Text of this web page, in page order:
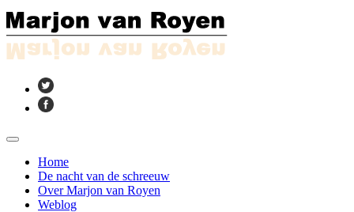
Home
De nacht van de schreeuw
Over Marjon van Royen
Weblog